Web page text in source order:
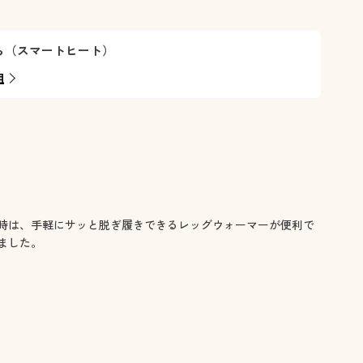
スマートヒート）
、手軽にサッと脱ぎ履きできるレッグウォーマーが便利で
た。